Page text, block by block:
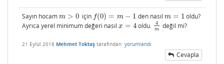
Sayın hocam m > 0
m> 0 için f(0) = m − 1
f(0)= m− 1 den nasıl m = 1
m= 1
oldu?
Ayrıca yerel minimum değeri nasıl x = 4
x= 4 oldu. 4
m
4m değil mi?
21 Eylül 2016 Mehmet Toktaş tarafından yorumlandı
Cevapla